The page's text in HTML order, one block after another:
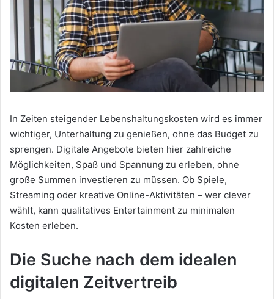
In Zeiten steigender Lebenshaltungskosten wird es immer
wichtiger, Unterhaltung zu genießen, ohne das Budget zu
sprengen. Digitale Angebote bieten hier zahlreiche
Möglichkeiten, Spaß und Spannung zu erleben, ohne
große Summen investieren zu müssen. Ob Spiele,
Streaming oder kreative Online-Aktivitäten – wer clever
wählt, kann qualitatives Entertainment zu minimalen
Kosten erleben.
Die Suche nach dem idealen
digitalen Zeitvertreib